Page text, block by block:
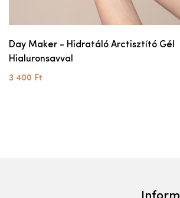
Day Maker - Hidratáló Arctisztító Gél
Hialuronsavval
3 400 Ft